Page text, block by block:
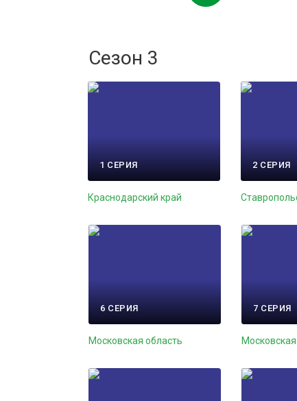
Сезон 3
1 СЕРИЯ
Краснодарский край
2 СЕРИЯ
6 СЕРИЯ
Московская область
7 СЕРИЯ